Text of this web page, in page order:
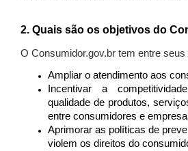
2. Quais são os objetivos do
O Consumidor.gov.br tem entre
Ampliar o atendimento aos
Incentivar a
qualidade de produtos,
entre consumidores e
Aprimorar as políticas de
violem os direitos do